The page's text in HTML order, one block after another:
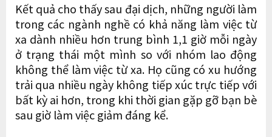
Kết quả cho thấy sau đại dịch, những người làm
trong các ngành nghề có khả năng làm việc từ
xa dành nhiều hơn trung bình 1,1 giờ mỗi ngày
ở trạng thái một mình so với nhóm lao động
không thể làm việc từ xa. Họ cũng có xu hướng
trải qua nhiều ngày không tiếp xúc trực tiếp với
bất kỳ ai hơn, trong khi thời gian gặp gỡ bạn bè
sau giờ làm việc giảm đáng kể.